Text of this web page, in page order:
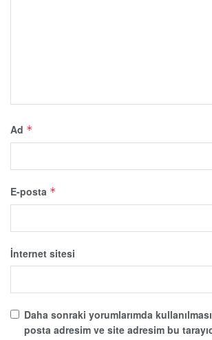
Ad *
E-posta *
İnternet sitesi
Daha sonraki yorumlarımda
posta adresim ve site adresim bu